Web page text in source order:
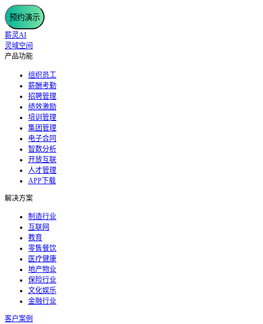
预约演示
薪灵AI
灵域空间
产品功能
组织员工
薪酬考勤
招聘管理
绩效激励
培训管理
集团管理
电子合同
智数分析
开放互联
人才管理
APP下载
解决方案
制造行业
互联网
教育
零售餐饮
医疗健康
地产物业
保险行业
文化娱乐
金融行业
客户案例